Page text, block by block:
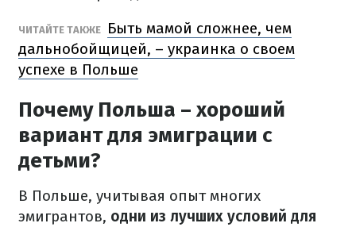
ЧИТАЙТЕ ТАКЖЕ
Быть мамой сложнее, чем
дальнобойщицей, – украинка о своем
успехе в Польше
Почему Польша – хороший
вариант для эмиграции с
детьми?
В Польше, учитывая опыт многих
эмигрантов, одни из лучших условий для